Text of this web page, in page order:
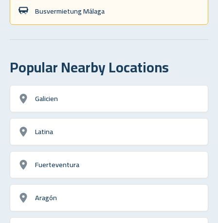
Busvermietung Málaga
Popular Nearby Locations
Galicien
Latina
Fuerteventura
Aragón